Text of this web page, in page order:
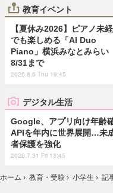
教育イベント
【夏休み2026】ピアノ未
でも楽しめる「AI Duo
Piano」横浜みなとみらい
8/31まで
2026.8.6 Thu 19:45
デジタル生活
Google、アプリ向け年齢
APIを年内に世界展開…未
者保護を強化
2026.7.31 Fri 13:45
ホーム › 教育・受験 › 小学生 › 記